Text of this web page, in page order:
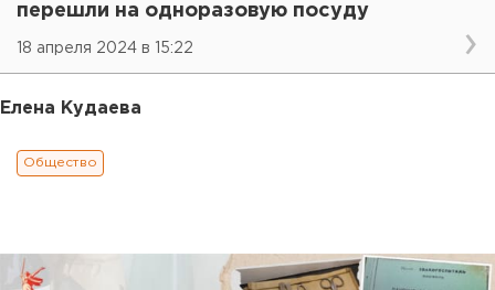
перешли на одноразовую посуду
18 апреля 2024 в 15:22
Елена Кудаева
Общество